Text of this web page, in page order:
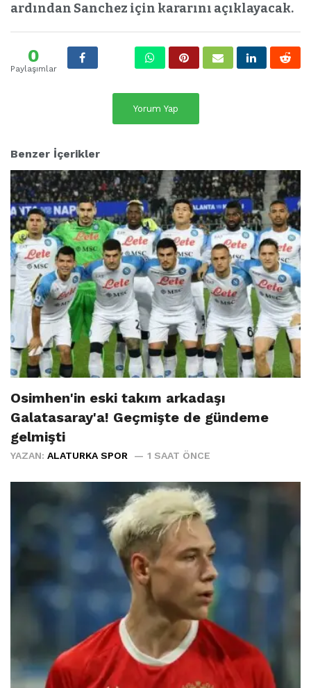
ardından Sanchez için kararını açıklayacak.
0
Paylaşımlar
Yorum Yap
Benzer İçerikler
Osimhen'in eski takım arkadaşı
Galatasaray'a! Geçmişte de gündeme
gelmişti
YAZAN: ALATURKA SPOR 1 SAAT ÖNCE